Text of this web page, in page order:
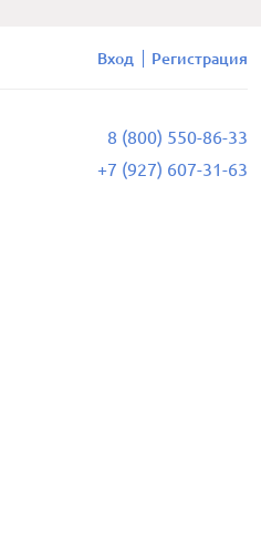
Вход Регистрация
8 (800) 550-86-33
+7 (927) 607-31-63